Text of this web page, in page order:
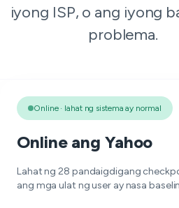
iyong ISP, o ang iyong
problema.
Online · lahat ng sistema ay normal
Online ang Yahoo
Lahat ng 28 pandaigdigang
ang mga ulat ng user ay nasa